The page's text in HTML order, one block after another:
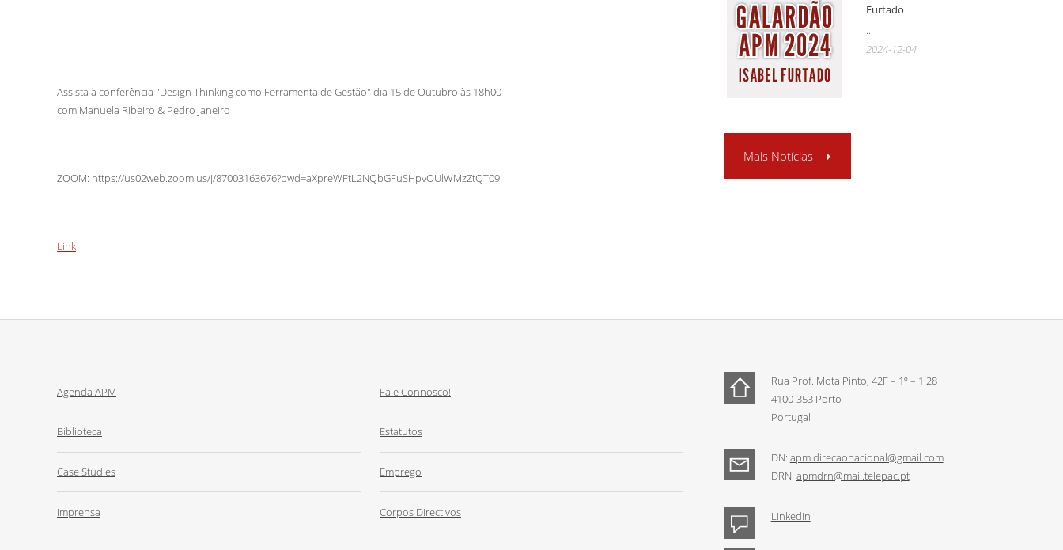
Assista à conferência "Design Thinking como Ferramenta de Gestão" dia 15 de Outubro às 18h00
com Manuela Ribeiro & Pedro Janeiro
ZOOM: https://us02web.zoom.us/j/87003163676?pwd=aXpreWFtL2NQbGFuSHpvOUlWMzZtQT09
Link
Furtado
...
2024-12-04
Mais Notícias
Agenda APM
Biblioteca
Case Studies
Imprensa
Fale Connosco!
Estatutos
Emprego
Corpos Directivos
Rua Prof. Mota Pinto, 42F – 1º – 1.28
4100-353 Porto
Portugal
DN: apm.direcaonacional@gmail.com
DRN: apmdrn@mail.telepac.pt
Linkedin